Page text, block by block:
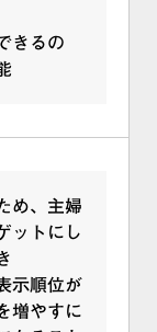
きるの
め、主婦
ットにし
示順位が
増やすに